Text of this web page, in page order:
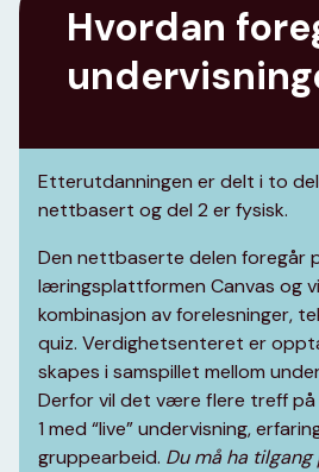
Hvordan
Etterutdanningen er delt i to
nettbasert og del 2 er fysisk.
Den nettbaserte delen foregår
læringsplattformen Canvas og
kombinasjon av forelesninger,
quiz. Verdighetsenteret er
skapes i samspillet mellom
Derfor vil det være flere treff på
1 med “live” undervisning,
gruppearbeid. Du må ha